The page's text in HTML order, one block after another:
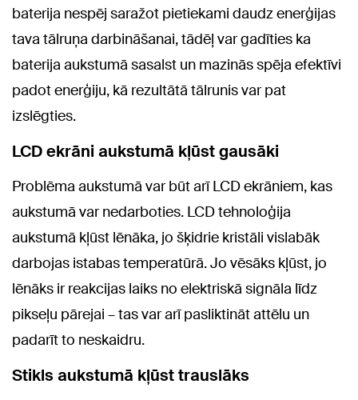
baterija nespēj saražot pietiekami daudz enerģijas
tava tālruņa darbināšanai, tādēļ var gadīties ka
baterija aukstumā sasalst un mazinās spēja efektīvi
padot enerģiju, kā rezultātā tālrunis var pat
izslēgties.
LCD ekrāni aukstumā kļūst gausāki
Problēma aukstumā var būt arī LCD ekrāniem, kas
aukstumā var nedarboties. LCD tehnoloģija
aukstumā kļūst lēnāka, jo šķidrie kristāli vislabāk
darbojas istabas temperatūrā. Jo vēsāks kļūst, jo
lēnāks ir reakcijas laiks no elektriskā signāla līdz
pikseļu pārejai – tas var arī pasliktināt attēlu un
padarīt to neskaidru.
Stikls aukstumā kļūst trauslāks